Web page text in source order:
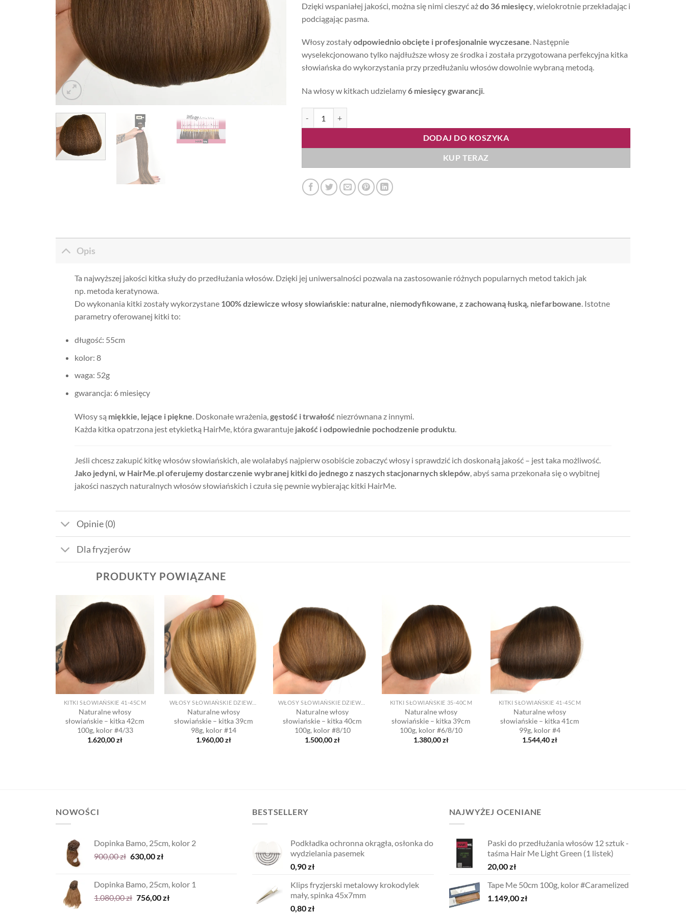
Dzięki wspaniałej jakości, można się nimi cieszyć ażdo 36 miesięcy, wielokrotnie przekładając i
podciągając pasma.
Włosy zostałyodpowiednio obcięte i profesjonalnie wyczesane. Następnie
wyselekcjonowano tylko najdłuższe włosy ze środka i została przygotowana perfekcyjna kitka
słowiańska do wykorzystania przy przedłużaniu włosów dowolnie wybraną metodą.
Na włosy w kitkach udzielamy6 miesięcy gwarancji.
DODAJ DO KOSZYKA
KUP TERAZ
Opis
Ta najwyższej jakości kitka służy do przedłużania włosów. Dzięki jej uniwersalności pozwala na zastosowanie różnych popularnych metod takich jak
np. metoda keratynowa.
Do wykonania kitki zostały wykorzystane 100% dziewicze włosy słowiańskie: naturalne, niemodyfikowane, z zachowaną łuską, niefarbowane. Istotne
parametry oferowanej kitki to:
długość: 55cm
kolor: 8
waga: 52g
gwarancja: 6 miesięcy
Włosy są miękkie, lejące i piękne . Doskonałe wrażenia, gęstość i trwałość niezrównana z innymi.
Każda kitka opatrzona jest etykietką HairMe, która gwarantuje jakość i odpowiednie pochodzenie produktu
Jeśli chcesz zakupić kitkę włosów słowiańskich, ale wolałabyś najpierw osobiście zobaczyć włosy i sprawdzić ich doskonałą jakość – jest taka możliwość.
Jako jedyni, w HairMe.pl oferujemy dostarczenie wybranej kitki do jednego z naszych stacjonarnych sklepów, abyś sama przekonała się o wybitnej
jakości naszych naturalnych włosów słowiańskich i czuła się pewnie wybierając kitki HairMe.
Opinie (0)
Dla fryzjerów
PRODUKTY POWIĄZANE
Dodaj
do listy
życzeń
KITKI SŁOWIAŃSKIE 41-45CM
Naturalne włosy
słowiańskie – kitka 42cm
100g, kolor #4/33
1.620,00zł
Dodaj
do listy
życzeń
+
Naturalne włosy
słowiańskie – kitka 39cm
98g, kolor #14
1.960,00zł
Dodaj
do listy
życzeń
Naturalne włosy
słowiańskie – kitka 40cm
100g, kolor #8/10
1.500,00zł
Dodaj
do listy
życzeń
KITKI SŁOWIAŃSKIE 35-40CM
Naturalne włosy
słowiańskie – kitka 39cm
100g, kolor #6/8/10
1.380,00zł
Dodaj
do listy
życzeń
KITKI SŁOWIAŃSKIE 41-45CM
Naturalne włosy
słowiańskie – kitka 41cm
99g, kolor #4
1.544,40zł
NOWOŚCI
Dopinka Bamo, 25cm, kolor 2
900,00zł Pierwotna
900,00 zł.
630,00złAktualna
630,00 zł.
Dopinka Bamo, 25cm, kolor 1
1.080,00zł Pierwotna
756,00złAktualna
BESTSELLERY
Podkładka ochronna okrągła, osłonka do
wydzielania pasemek
0,90zł
Klips fryzjerski metalowy krokodylek
mały, spinka 45x7mm
0,80zł
NAJWYŻEJ OCENIANE
Paski do przedłużania włosów 12 sztuk -
taśma Hair Me Light Green (1 listek)
20,00zł
Tape Me 50cm 100g, kolor #Caramelized
1.149,00zł